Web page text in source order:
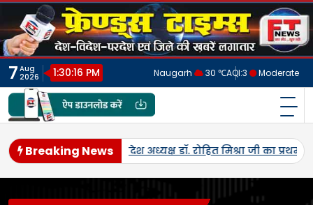
Skip
content
7 Aug
2026
1:30:19 PM Naugarh 30 ℃AQI:3 Moderate
फ्रेंड्स टाइम्स
Breaking News
आगमन हुआ। खौलती दाल बनी हादसे की वजह, मिड-डे मील के